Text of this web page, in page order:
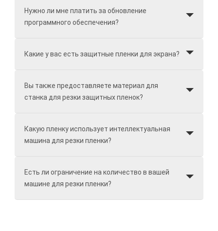
Нужно ли мне платить за обновление
программного обеспечения?
Какие у вас есть защитные пленки для экрана?
Вы также предоставляете материал для
станка для резки защитных пленок?
Какую пленку использует интеллектуальная
машина для резки пленки?
Есть ли ограничение на количество в вашей
машине для резки пленки?